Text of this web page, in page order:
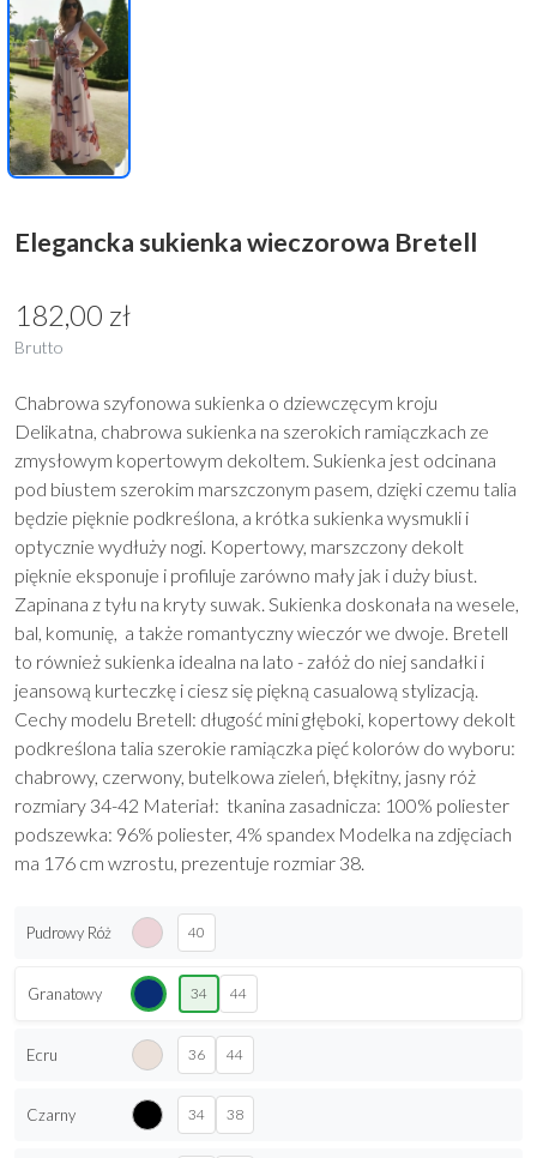
Elegancka sukienka wieczorowa Bretell
182,00 zł
Brutto
Chabrowa szyfonowa sukienka o dziewczęcym kroju
Delikatna, chabrowa sukienka na szerokich ramiączkach ze
zmysłowym kopertowym dekoltem. Sukienka jest odcinana
pod biustem szerokim marszczonym pasem, dzięki czemu talia
będzie pięknie podkreślona, a krótka sukienka wysmukli i
optycznie wydłuży nogi. Kopertowy, marszczony dekolt
pięknie eksponuje i profiluje zarówno mały jak i duży biust.
Zapinana z tyłu na kryty suwak. Sukienka doskonała na wesele,
bal, komunię, a także romantyczny wieczór we dwoje. Bretell
to również sukienka idealna na lato - załóż do niej sandałki i
jeansową kurteczkę i ciesz się piękną casualową stylizacją.
Cechy modelu Bretell: długość mini głęboki, kopertowy dekolt
podkreślona talia szerokie ramiączka pięć kolorów do wyboru:
chabrowy, czerwony, butelkowa zieleń, błękitny, jasny róż
rozmiary 34-42 Materiał: tkanina zasadnicza: 100% poliester
podszewka: 96% poliester, 4% spandex Modelka na zdjęciach
ma 176 cm wzrostu, prezentuje rozmiar 38.
Pudrowy Róż 40
Granatowy 34 44
Ecru 36 44
Czarny 34 38